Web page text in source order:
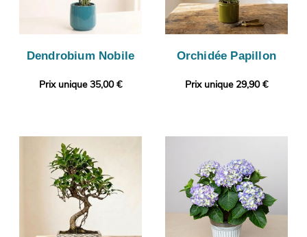
Dendrobium Nobile
Prix unique 35,00 €
Orchidée Papillon
Prix unique 29,90 €